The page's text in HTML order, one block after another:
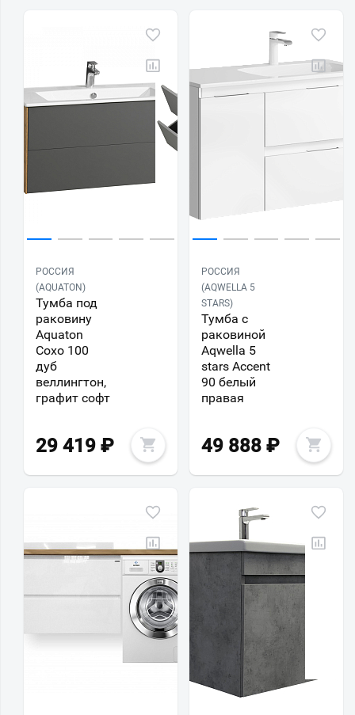
РОССИЯ
(AQUATON)
Тумба под
раковину
Aquaton
Сохо 100
дуб
веллингтон,
графит софт
29 419 ₽
РОССИЯ
(AQWELLA 5
STARS)
Тумба с
раковиной
Aqwella 5
stars Accent
90 белый
правая
49 888 ₽